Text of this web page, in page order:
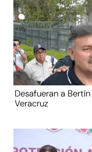
Desafueran a
Veracruz